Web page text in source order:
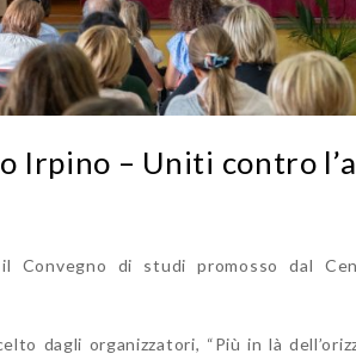
Irpino – Uniti contro
Convegno di studi promosso dal
dagli organizzatori, “Più in là